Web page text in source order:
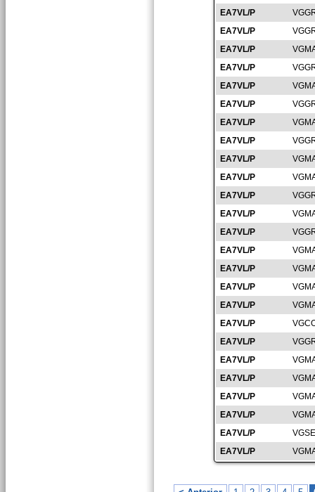
EA7VL/P
EA7VL/P
EA7VL/P
EA7VL/P
EA7VL/P
EA7VL/P
EA7VL/P
EA7VL/P
EA7VL/P
EA7VL/P
EA7VL/P
EA7VL/P
EA7VL/P
EA7VL/P
EA7VL/P
EA7VL/P
EA7VL/P
EA7VL/P
EA7VL/P
EA7VL/P
EA7VL/P
EA7VL/P
EA7VL/P
EA7VL/P
EA7VL/P